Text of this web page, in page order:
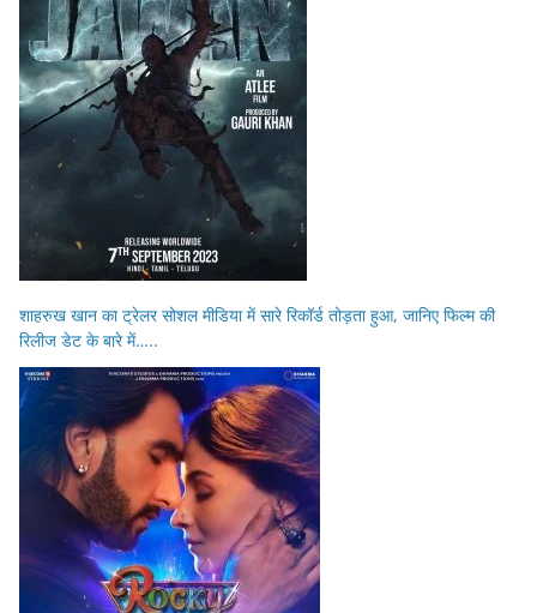
शाहरुख खान का ट्रेलर सोशल मीडिया में सारे रिकॉर्ड तोड़ता हुआ, जानिए फिल्म की
रिलीज डेट के बारे में…..